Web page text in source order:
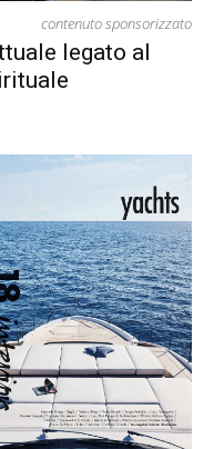
contenuto sponsorizzato
legato al